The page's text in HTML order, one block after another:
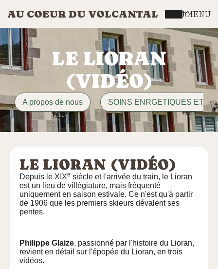
AU COEUR DU VOLCANTAL frMENU
LE LIORAN
(VIDÉO)
A propos de nous SOINS ENRGETIQUES ET
LE LIORAN (VIDÉO)
Depuis le XIXe siècle et l'arrivée du train, le Lioran
est un lieu de villégiature, mais fréquenté
uniquement en saison estivale. Ce n'est qu'à partir
de 1906 que les premiers skieurs dévalent ses
pentes.
Philippe Glaize, passionné par l'histoire du Lioran,
revient en détail sur l'épopée du Lioran, en trois
vidéos.